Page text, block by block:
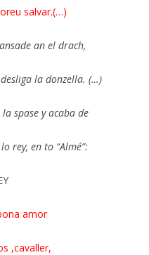
salvar.(…)
an el drach,
la donzella. (…)
spase y acaba de
rey, en to “Almé”:
amor
,cavaller,